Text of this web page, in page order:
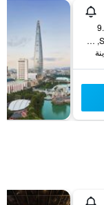
106, Sogong-ro, Jung-gu, سيول, كوريا الجنوبية